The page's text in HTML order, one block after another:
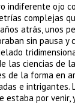
indiferente ojo
complejas
atrás, unos
sin pausa
las ciencias
de la forma en
e
por